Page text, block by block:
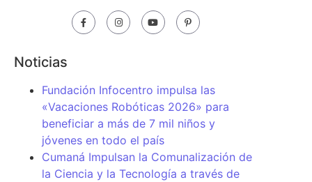
Noticias
Fundación Infocentro impulsa las
«Vacaciones Robóticas 2026» para
beneficiar a más de 7 mil niños y
jóvenes en todo el país
Cumaná Impulsan la Comunalización de
la Ciencia y la Tecnología a través de